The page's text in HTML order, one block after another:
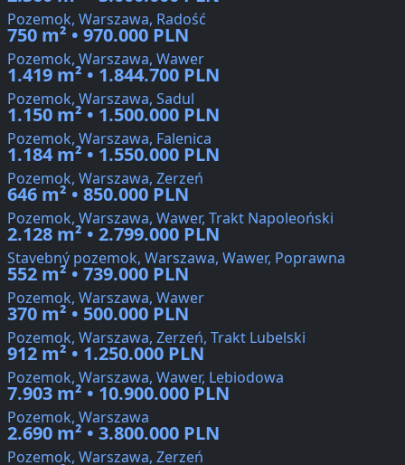
Pozemok, Warszawa, Radość
750 m² • 970.000 PLN
Pozemok, Warszawa, Wawer
1.419 m² • 1.844.700 PLN
Pozemok, Warszawa, Sadul
1.150 m² • 1.500.000 PLN
Pozemok, Warszawa, Falenica
1.184 m² • 1.550.000 PLN
Pozemok, Warszawa, Zerzeń
646 m² • 850.000 PLN
Pozemok, Warszawa, Wawer, Trakt Napoleoński
2.128 m² • 2.799.000 PLN
Stavebný pozemok, Warszawa, Wawer, Poprawna
552 m² • 739.000 PLN
Pozemok, Warszawa, Wawer
370 m² • 500.000 PLN
Pozemok, Warszawa, Zerzeń, Trakt Lubelski
912 m² • 1.250.000 PLN
Pozemok, Warszawa, Wawer, Lebiodowa
7.903 m² • 10.900.000 PLN
Pozemok, Warszawa
2.690 m² • 3.800.000 PLN
Pozemok, Warszawa, Zerzeń